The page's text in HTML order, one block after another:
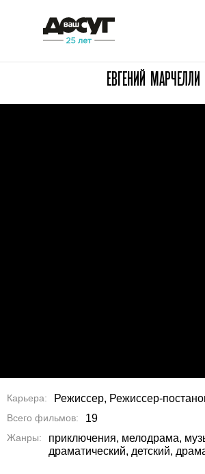
ЕВГЕНИЙ МАРЧЕЛЛИ
Карьера Режиссер, Режиссер-
Всего фильмов 19
Жанры
приключения, мелодрама,
драматический, детский,